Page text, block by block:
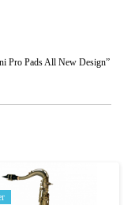
Pro Pads All New Design”